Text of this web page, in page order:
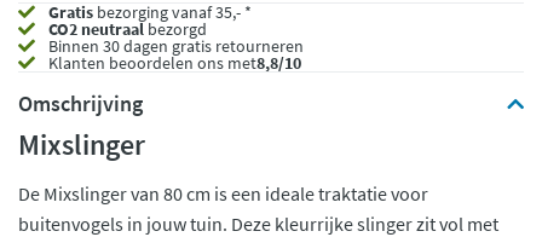
Gratis bezorging vanaf 35,- *
CO2 neutraalbezorgd
Binnen 30 dagen gratis retourneren
Klanten beoordelen ons met8,8/10
Omschrijving
Mixslinger
De Mixslinger van 80 cm is een ideale traktatie voor
buitenvogels in jouw tuin. Deze kleurrijke slinger zit vol met